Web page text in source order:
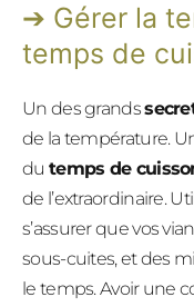
Gérer la
temps de
Un des grands
de la température.
du temps de
de l’extraordinaire.
s’assurer que vos
sous-cuites, et des
le temps. Avoir une